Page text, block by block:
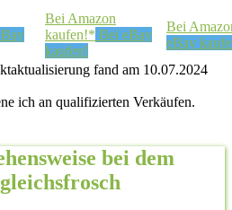
Bei Amazon
kaufen!* Bei eBay
kaufen!
Bei
eBay
fand am 10.07.2024
ich an qualifizierten Verkäufen.
bei dem